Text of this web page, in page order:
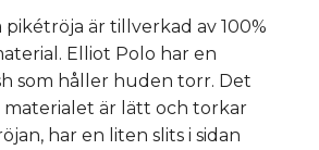
är tillverkad av 100%
Elliot Polo har en
som håller huden torr. Det
materialet är lätt och torkar
har en liten slits i sidan